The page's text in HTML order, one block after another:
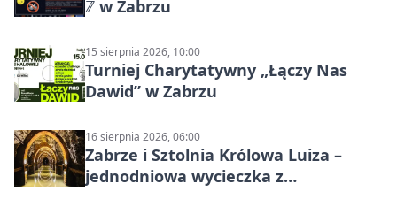
ℤ w Zabrzu
15 sierpnia 2026, 10:00
Turniej Charytatywny „Łączy Nas
Dawid” w Zabrzu
16 sierpnia 2026, 06:00
Zabrze i Sztolnia Królowa Luiza –
jednodniowa wycieczka z